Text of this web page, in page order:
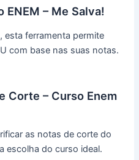
ENEM – Me Salva!
esta ferramenta permite
com base nas suas notas.
Corte – Curso Enem
as notas de corte do
escolha do curso ideal.